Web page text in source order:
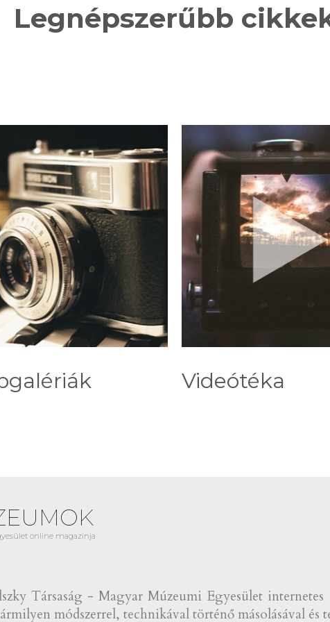
Legnépszerűbb
Videótéka
online magazinja
Társaság - Magyar Múzeumi Egyesület
módszerrel, technikával történő másolásával és